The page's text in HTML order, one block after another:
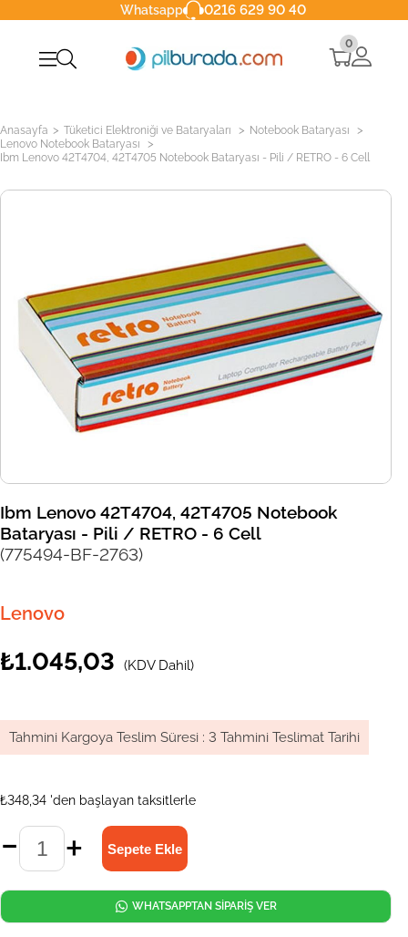
Whatsapp 0216 629 90 40
0
Anasayfa > Tüketici Elektroniği ve Bataryaları > Notebook Bataryası >
Lenovo Notebook Bataryası >
Ibm Lenovo 42T4704, 42T4705 Notebook Bataryası - Pili / RETRO - 6 Cell
Ibm Lenovo 42T4704, 42T4705 Notebook
Bataryası - Pili / RETRO - 6 Cell
(775494-BF-2763)
Lenovo
₺1.045,03 (KDV Dahil)
Tahmini Kargoya Teslim Süresi : 3 Tahmini Teslimat Tarihi
₺348,34 'den başlayan taksitlerle
WHATSAPPTAN SİPARİŞ VER